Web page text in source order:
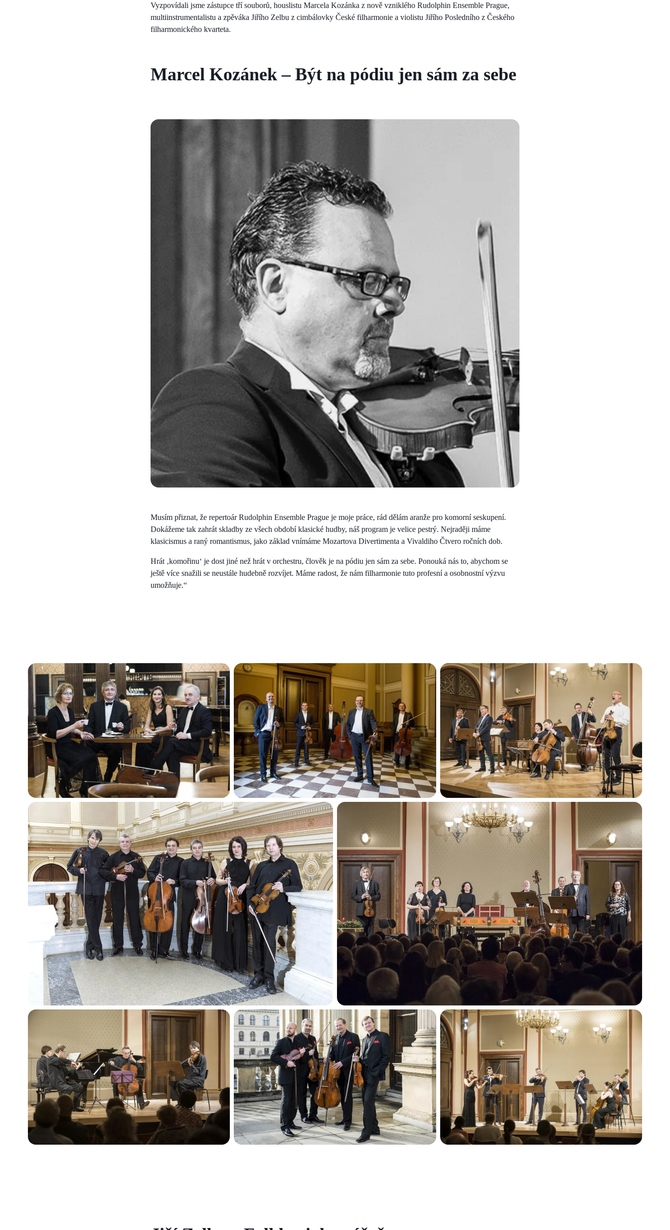
Vyzpovídali jsme zástupce tří souborů, houslistu Marcela Kozánka z nově vzniklého Rudolphin Ensemble Prague,
multiinstrumentalistu a zpěváka Jiřího Zelbu z cimbálovky České filharmonie a violistu Jiřího Posledního z Českého
filharmonického kvarteta.
Marcel Kozánek – Být na pódiu jen sám za sebe
Musím přiznat, že repertoár Rudolphin Ensemble Prague je moje práce, rád dělám aranže pro komorní seskupení.
Dokážeme tak zahrát skladby ze všech období klasické hudby, náš program je velice pestrý. Nejraději máme
klasicismus a raný romantismus, jako základ vnímáme Mozartova Divertimenta a Vivaldiho Čtvero ročních dob.
Hrát ‚komořinu‘ je dost jiné než hrát v orchestru, člověk je na pódiu jen sám za sebe. Ponouká nás to, abychom se
ještě více snažili se neustále hudebně rozvíjet. Máme radost, že nám filharmonie tuto profesní a osobnostní výzvu
umožňuje.“